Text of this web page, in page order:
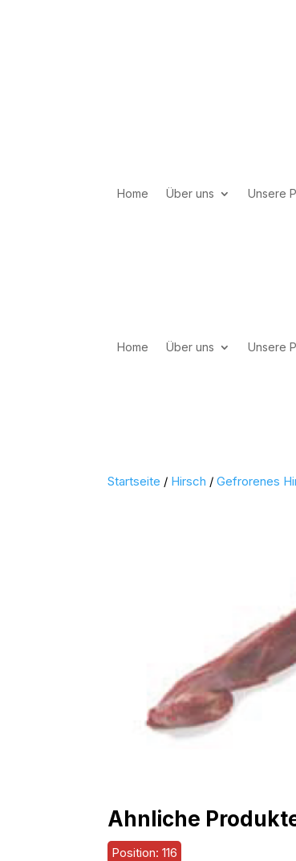
Home Über uns Unsere
Home Über uns Unsere
Startseite / Hirsch /Gefrorenes
Ähnliche
Position: 116